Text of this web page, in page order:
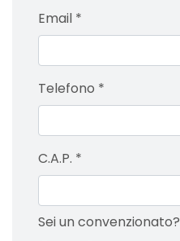
Email *
Telefono *
C.A.P. *
Sei un convenzionato?